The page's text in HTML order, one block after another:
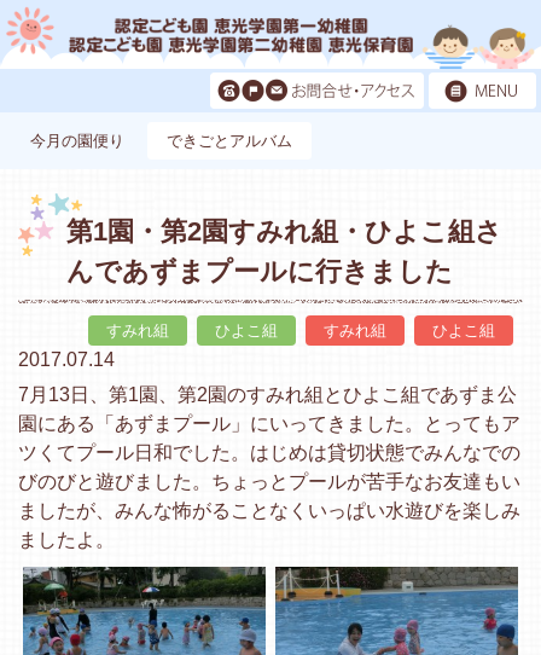
今月の園便り できごとアルバム
第1園・第2園すみれ組・ひよこ組さ
んであずまプールに行きました
すみれ組 ひよこ組 すみれ組 ひよこ組
2017.07.14
7月13日、第1園、第2園のすみれ組とひよこ組であずま公
園にある「あずまプール」にいってきました。とってもア
ツくてプール日和でした。はじめは貸切状態でみんなでの
びのびと遊びました。ちょっとプールが苦手なお友達もい
ましたが、みんな怖がることなくいっぱい水遊びを楽しみ
ましたよ。